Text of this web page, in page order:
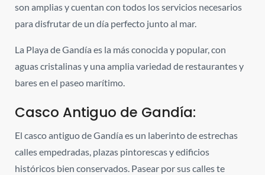
son amplias y cuentan con todos los servicios necesarios
para disfrutar de un día perfecto junto al mar.
La Playa de Gandía es la más conocida y popular, con
aguas cristalinas y una amplia variedad de restaurantes y
bares en el paseo marítimo.
Casco Antiguo de Gandía:
El casco antiguo de Gandía es un laberinto de estrechas
calles empedradas, plazas pintorescas y edificios
históricos bien conservados. Pasear por sus calles te